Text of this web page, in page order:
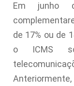
Em junho
de 17% ou de
o ICMS